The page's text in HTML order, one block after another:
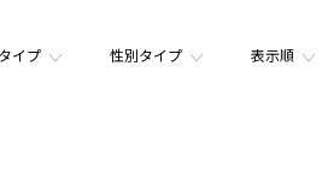
イプ 性別タイプ 表示順